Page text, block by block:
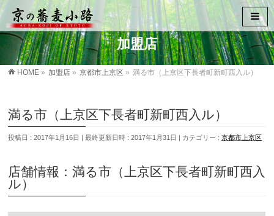
加盟店
HOME » 加盟店 » 京都市上京区 » 満る市（上京区下長者町新町西入ル）
満る市（上京区下長者町新町西入ル）
投稿日 : 2017年1月16日 最終更新日時 : 2017年1月31日 カテゴリー :京都市上京区
店舗情報：満る市（上京区下長者町新町西入
ル）